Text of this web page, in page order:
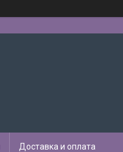
Доставка и оплата